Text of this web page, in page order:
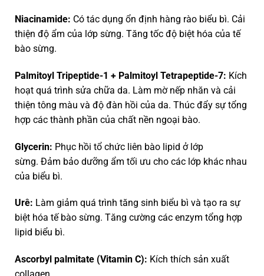
Niacinamide: Có tác dụng ổn định hàng rào biểu bì. Cải
thiện độ ẩm của lớp sừng. Tăng tốc độ biệt hóa của tế
bào sừng.
Palmitoyl Tripeptide-1 + Palmitoyl Tetrapeptide-7: Kích
hoạt quá trình sửa chữa da. Làm mờ nếp nhăn và cải
thiện tông màu và độ đàn hồi của da. Thúc đẩy sự tổng
hợp các thành phần của chất nền ngoại bào.
Glycerin: Phục hồi tổ chức liên bào lipid ở lớp
sừng. Đảm bảo dưỡng ẩm tối ưu cho các lớp khác nhau
của biểu bì.
Urê: Làm giảm quá trình tăng sinh biểu bì và tạo ra sự
biệt hóa tế bào sừng. Tăng cường các enzym tổng hợp
lipid biểu bì.
Ascorbyl palmitate (Vitamin C): Kích thích sản xuất